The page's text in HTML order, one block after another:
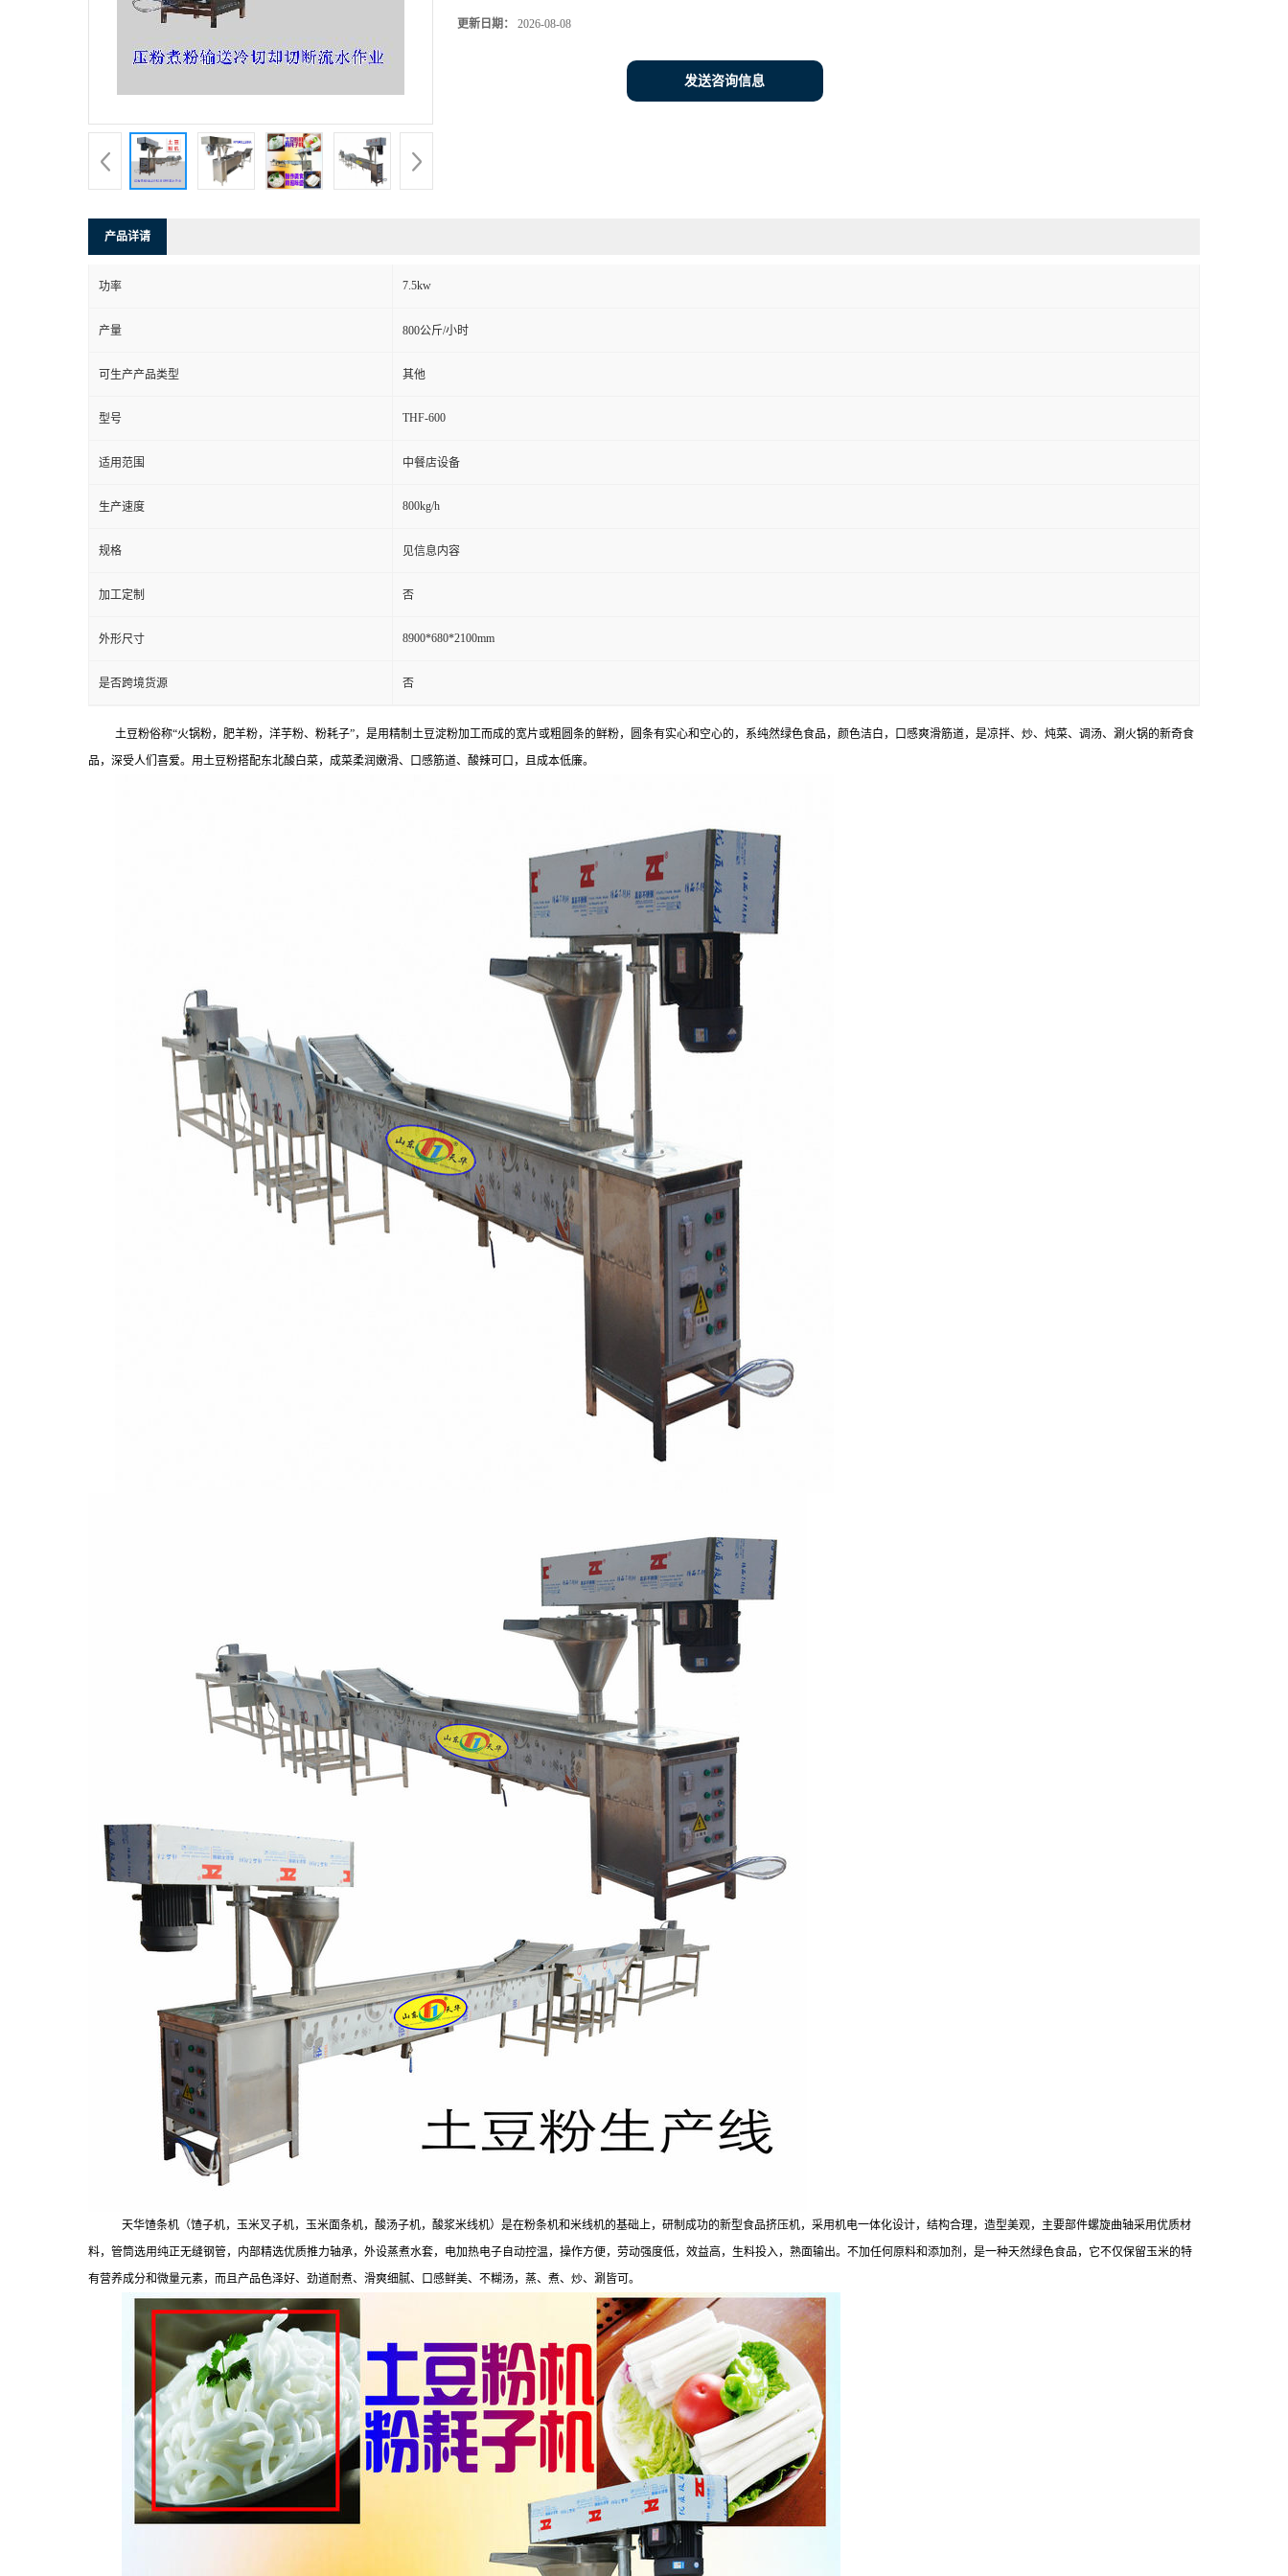
更新日期： 2026-08-08
发送咨询信息
产品详请
功率 7.5kw
产量 800公斤/小时
可生产产品类型 其他
型号 THF-600
适用范围 中餐店设备
生产速度 800kg/h
规格 见信息内容
加工定制 否
外形尺寸 8900*680*2100mm
是否跨境货源 否
土豆粉俗称“火锅粉，肥羊粉，洋芋粉、粉耗子”，是用精制土豆淀粉加工而成的宽片或粗圆条的鲜粉，圆条有实心和空心的，系纯然绿色食品，颜色洁白，口感爽滑筋道，是凉拌、炒、炖菜、调汤、涮火锅的新奇食
品，深受人们喜爱。用土豆粉搭配东北酸白菜，成菜柔润嫩滑、口感筋道、酸辣可口，且成本低廉。
天华馇条机（馇子机，玉米叉子机，玉米面条机，酸汤子机，酸浆米线机）是在粉条机和米线机的基础上，研制成功的新型食品挤压机，采用机电一体化设计，结构合理，造型美观，主要部件螺旋曲轴采用优质材
料，管筒选用纯正无缝钢管，内部精选优质推力轴承，外设蒸煮水套，电加热电子自动控温，操作方便，劳动强度低，效益高，生料投入，熟面输出。不加任何原料和添加剂，是一种天然绿色食品，它不仅保留玉米的特
有营养成分和微量元素，而且产品色泽好、劲道耐煮、滑爽细腻、口感鲜美、不糊汤，蒸、煮、炒、涮皆可。